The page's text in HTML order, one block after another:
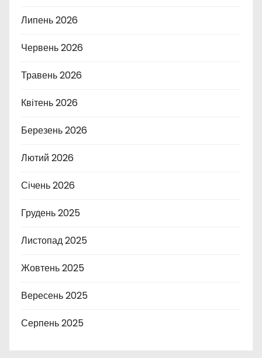
Липень 2026
Червень 2026
Травень 2026
Квітень 2026
Березень 2026
Лютий 2026
Січень 2026
Грудень 2025
Листопад 2025
Жовтень 2025
Вересень 2025
Серпень 2025